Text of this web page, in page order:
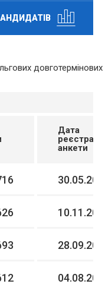
Дата
реєстрації
анкети